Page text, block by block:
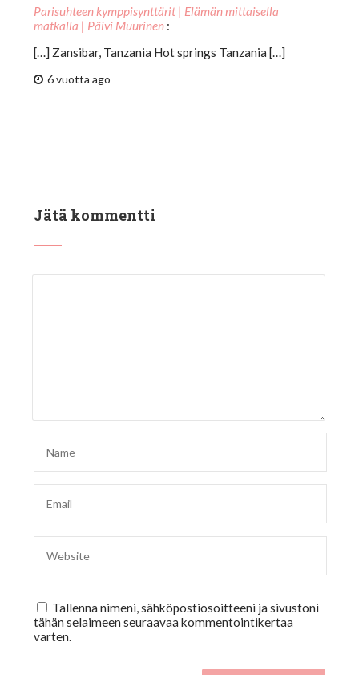
Parisuhteen kymppisynttärit | Elämän mittaisella
matkalla | Päivi Muurinen :
[…] Zansibar, Tanzania Hot springs Tanzania […]
6 vuotta ago
Jätä kommentti
Tallenna nimeni, sähköpostiosoitteeni ja sivustoni
tähän selaimeen seuraavaa kommentointikertaa
varten.